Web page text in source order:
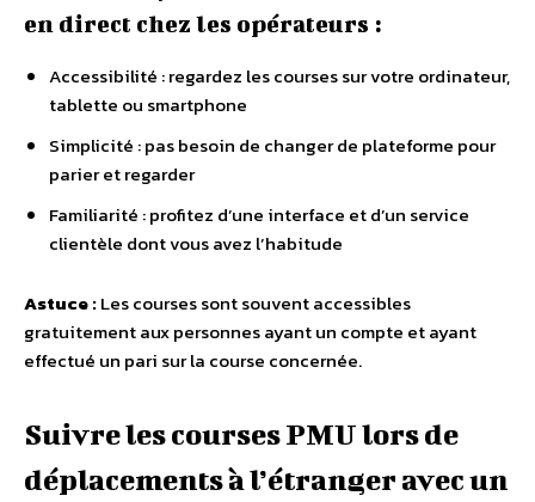
en direct chez les opérateurs :
Accessibilité : regardez les courses sur votre ordinateur,
tablette ou smartphone
Simplicité : pas besoin de changer de plateforme pour
parier et regarder
Familiarité : profitez d’une interface et d’un service
clientèle dont vous avez l’habitude
Astuce :Les courses sont souvent accessibles
gratuitement aux personnes ayant un compte et ayant
effectué un pari sur la course concernée.
Suivre les courses PMU lors de
déplacements à l’étranger avec un